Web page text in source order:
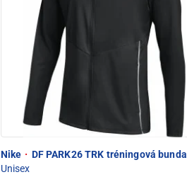
Nike · DF PARK26 TRK tréningová bunda
Unisex